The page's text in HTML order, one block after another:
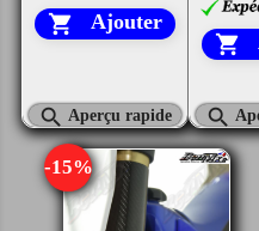
 Ajouter
 Aperçu rapide


-15%